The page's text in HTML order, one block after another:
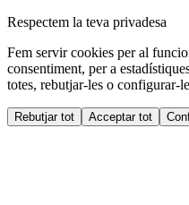
Respectem la teva privadesa
Fem servir cookies per al
consentiment, per a
totes, rebutjar-les o configurar-
Rebutjar tot Acceptar tot